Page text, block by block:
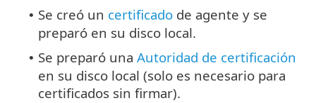
• Se creó un certificado de agente y se
preparó en su disco local.
• Se preparó una Autoridad de certificación
en su disco local (solo es necesario para
certificados sin firmar).